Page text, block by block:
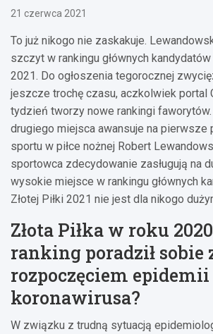
21 czerwca 2021
To już nikogo nie zaskakuje.
szczyt w rankingu głównych kandydatów
2021. Do ogłoszenia tegorocznej
jeszcze trochę czasu, aczkolwiek portal
tydzień tworzy nowe rankingi
drugiego miejsca awansuje na pierwsze
sportu w piłce nożnej Robert
sportowca zdecydowanie zasługują na
wysokie miejsce w rankingu głównych
Złotej Piłki 2021 nie jest dla nikogo
Złota Piłka w roku
ranking poradził sobie
rozpoczęciem epidemii
koronawirusa?
W związku z trudną sytuacją